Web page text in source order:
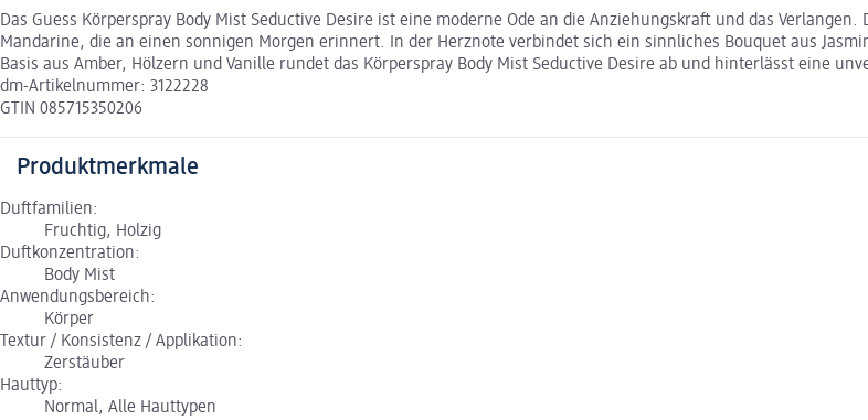
Das Guess Körperspray Body Mist Seductive Desire ist eine moderne Ode an die Anziehungskraft und das
Mandarine, die an einen sonnigen Morgen erinnert. In der Herznote verbindet sich ein sinnliches Bouquet aus
Basis aus Amber, Hölzern und Vanille rundet das Körperspray Body Mist Seductive Desire ab und hinterlässt eine
dm-Artikelnummer: 3122228
GTIN 085715350206
Produktmerkmale
Duftfamilien:
Fruchtig, Holzig
Duftkonzentration:
Body Mist
Anwendungsbereich:
Körper
Textur / Konsistenz / Applikation:
Zerstäuber
Hauttyp:
Normal, Alle Hauttypen